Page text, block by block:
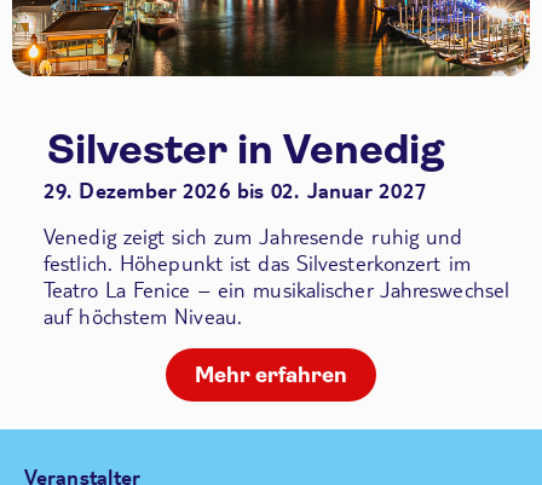
Silvester in Venedig
29. Dezember 2026 bis 02. Januar 2027
Venedig zeigt sich zum Jahresende ruhig und
festlich. Höhepunkt ist das Silvesterkonzert im
Teatro La Fenice – ein musikalischer Jahreswechsel
auf höchstem Niveau.
Mehr erfahren
Veranstalter